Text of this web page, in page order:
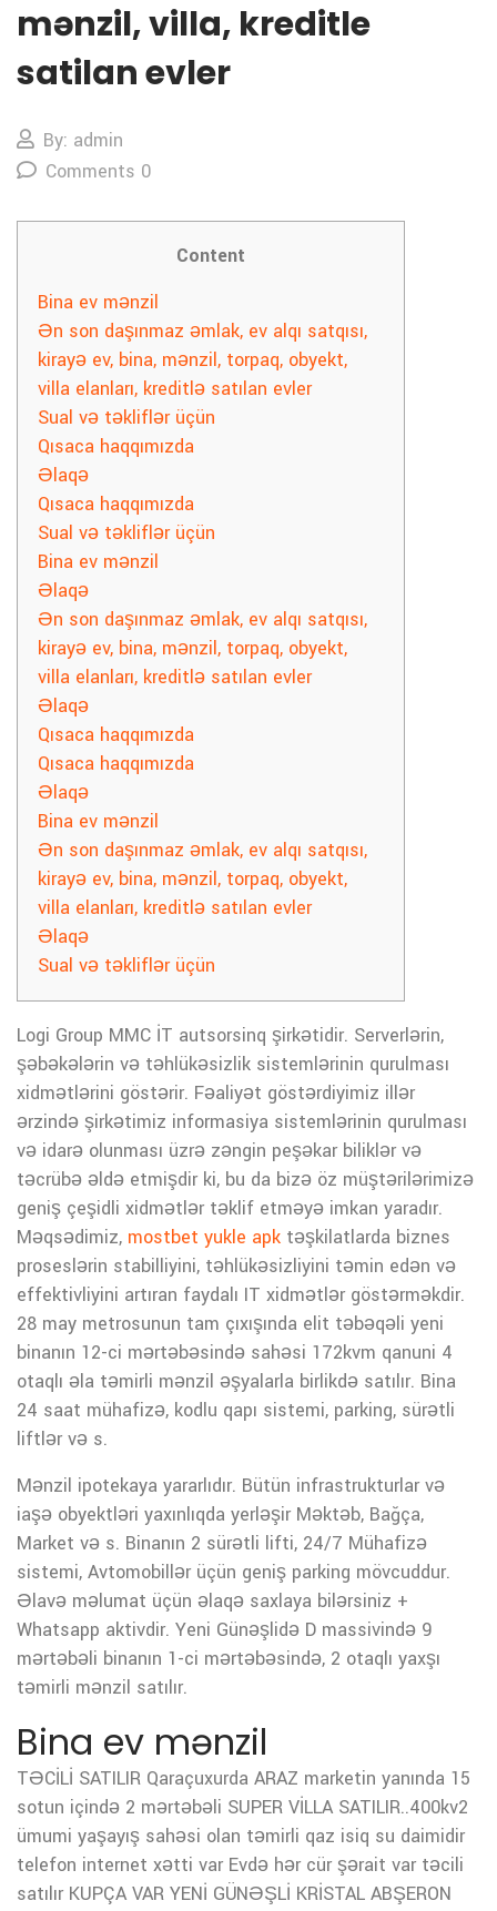
mənzil, villa, kreditle
satilan evler
By: admin
Comments 0
Content
Bina ev mənzil
Ən son daşınmaz əmlak, ev alqı satqısı,
kirayə ev, bina, mənzil, torpaq, obyekt,
villa elanları, kreditlə satılan evler
Sual və təkliflər üçün
Qısaca haqqımızda
Əlaqə
Qısaca haqqımızda
Sual və təkliflər üçün
Bina ev mənzil
Əlaqə
Ən son daşınmaz əmlak, ev alqı satqısı,
kirayə ev, bina, mənzil, torpaq, obyekt,
villa elanları, kreditlə satılan evler
Əlaqə
Qısaca haqqımızda
Qısaca haqqımızda
Əlaqə
Bina ev mənzil
Ən son daşınmaz əmlak, ev alqı satqısı,
kirayə ev, bina, mənzil, torpaq, obyekt,
villa elanları, kreditlə satılan evler
Əlaqə
Sual və təkliflər üçün
Logi Group MMC İT autsorsinq şirkətidir. Serverlərin,
şəbəkələrin və təhlükəsizlik sistemlərinin qurulması
xidmətlərini göstərir. Fəaliyət göstərdiyimiz illər
ərzində şirkətimiz informasiya sistemlərinin qurulması
və idarə olunması üzrə zəngin peşəkar biliklər və
təcrübə əldə etmişdir ki, bu da bizə öz müştərilərimizə
geniş çeşidli xidmətlər təklif etməyə imkan yaradır.
Məqsədimiz, mostbet yukle apk təşkilatlarda biznes
proseslərin stabilliyini, təhlükəsizliyini təmin edən və
effektivliyini artıran faydalı IT xidmətlər göstərməkdir.
28 may metrosunun tam çıxışında elit təbəqəli yeni
binanın 12-ci mərtəbəsində sahəsi 172kvm qanuni 4
otaqlı əla təmirli mənzil əşyalarla birlikdə satılır. Bina
24 saat mühafizə, kodlu qapı sistemi, parking, sürətli
liftlər və s.
Mənzil ipotekaya yararlıdır. Bütün infrastrukturlar və
iaşə obyektləri yaxınlıqda yerləşir Məktəb, Bağça,
Market və s. Binanın 2 sürətli lifti, 24/7 Mühafizə
sistemi, Avtomobillər üçün geniş parking mövcuddur.
Əlavə məlumat üçün əlaqə saxlaya bilərsiniz +
Whatsapp aktivdir. Yeni Günəşlidə D massivində 9
mərtəbəli binanın 1-ci mərtəbəsində, 2 otaqlı yaxşı
təmirli mənzil satılır.
Bina ev mənzil
TƏCİLİ SATILIR Qaraçuxurda ARAZ marketin yanında 15
sotun içində 2 mərtəbəli SUPER VİLLA SATILIR..400kv2
ümumi yaşayış sahəsi olan təmirli qaz isiq su daimidir
telefon internet xətti var Evdə hər cür şərait var təcili
satılır KUPÇA VAR YENİ GÜNƏŞLİ KRİSTAL ABŞERON